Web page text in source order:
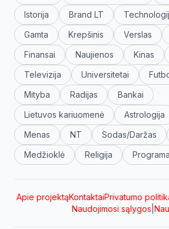
Istorija
Brand LT
Gamta
Krepšinis Verslas
Finansai
Naujienos Kinas
Televizija
Universitetai
Mityba
Radijas
Bankai
Lietuvos kariuomenė
Astrologija
Menas
NT Sodas/Daržas
Medžioklė
Religija
Apie projektąKontaktaiPrivatumo
Naudojimosi sąlygos